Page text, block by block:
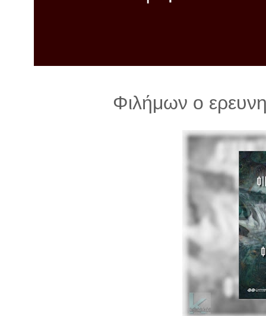
Φιλήμων ο